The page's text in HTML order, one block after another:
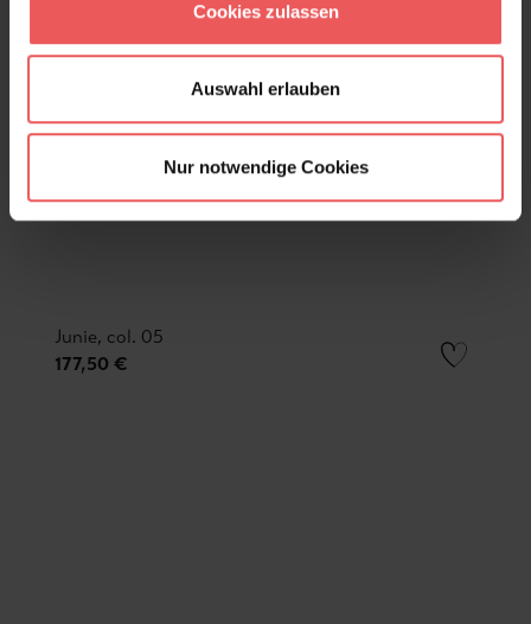
Cookies zulassen
Auswahl erlauben
Nur notwendige Cookies
Junie, col. 05
177,50 €